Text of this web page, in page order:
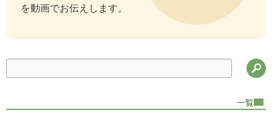
を動画でお伝えします。
検
一覧